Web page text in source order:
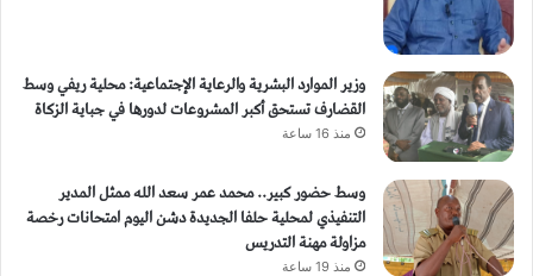
وزير الموارد البشرية والرعاية الإجتماعية: محلية ريفي وسط
القضارف تستحق أكبر المشروعات لدورها في جباية الزكاة
منذ 16 ساعة
وسط حضور كبير.. محمد عمر سعد الله ممثل المدير
التنفيذي لمحلية حلفا الجديدة دشن اليوم امتحانات رخصة
مزاولة مهنة التدريس
منذ 19 ساعة